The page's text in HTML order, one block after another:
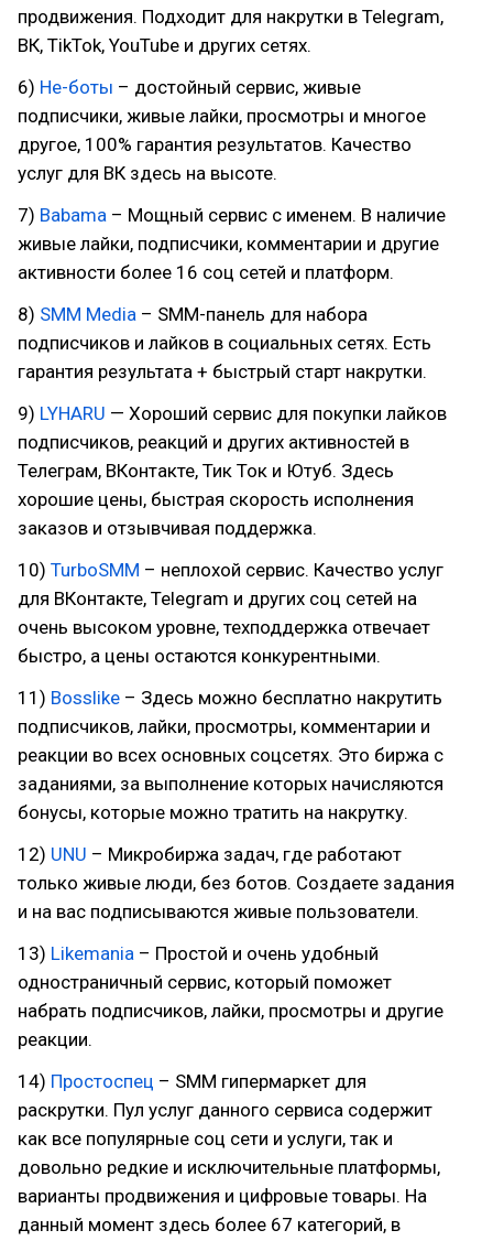
продвижения. Подходит для накрутки в Telegram,
ВК, TikTok, YouTube и других сетях.
6) Не-боты – достойный сервис, живые
подписчики, живые лайки, просмотры и многое
другое, 100% гарантия результатов. Качество
услуг для ВК здесь на высоте.
7) Babama – Мощный сервис с именем. В наличие
живые лайки, подписчики, комментарии и другие
активности более 16 соц сетей и платформ.
8) SMM Media – SMM-панель для набора
подписчиков и лайков в социальных сетях. Есть
гарантия результата + быстрый старт накрутки.
9) LYHARU — Хороший сервис для покупки лайков
подписчиков, реакций и других активностей в
Телеграм, ВКонтакте, Тик Ток и Ютуб. Здесь
хорошие цены, быстрая скорость исполнения
заказов и отзывчивая поддержка.
10) TurboSMM – неплохой сервис. Качество услуг
для ВКонтакте, Telegram и других соц сетей на
очень высоком уровне, техподдержка отвечает
быстро, а цены остаются конкурентными.
11) Bosslike – Здесь можно бесплатно накрутить
подписчиков, лайки, просмотры, комментарии и
реакции во всех основных соцсетях. Это биржа с
заданиями, за выполнение которых начисляются
бонусы, которые можно тратить на накрутку.
12) UNU – Микробиржа задач, где работают
только живые люди, без ботов. Создаете задания
и на вас подписываются живые пользователи.
13) Likemania – Простой и очень удобный
одностраничный сервис, который поможет
набрать подписчиков, лайки, просмотры и другие
реакции.
14) Простоспец – SMM гипермаркет для
раскрутки. Пул услуг данного сервиса содержит
как все популярные соц сети и услуги, так и
довольно редкие и исключительные платформы,
варианты продвижения и цифровые товары. На
данный момент здесь более 67 категорий, в